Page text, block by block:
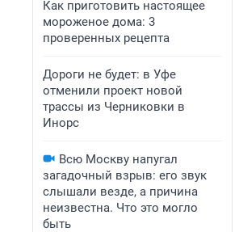
Как приготовить настоящее
мороженое дома: 3
проверенных рецепта
Дороги не будет: в Уфе
отменили проект новой
трассы из Черниковки в
Инорс
Всю Москву напугал
загадочный взрыв: его звук
слышали везде, а причина
неизвестна. Что это могло
быть